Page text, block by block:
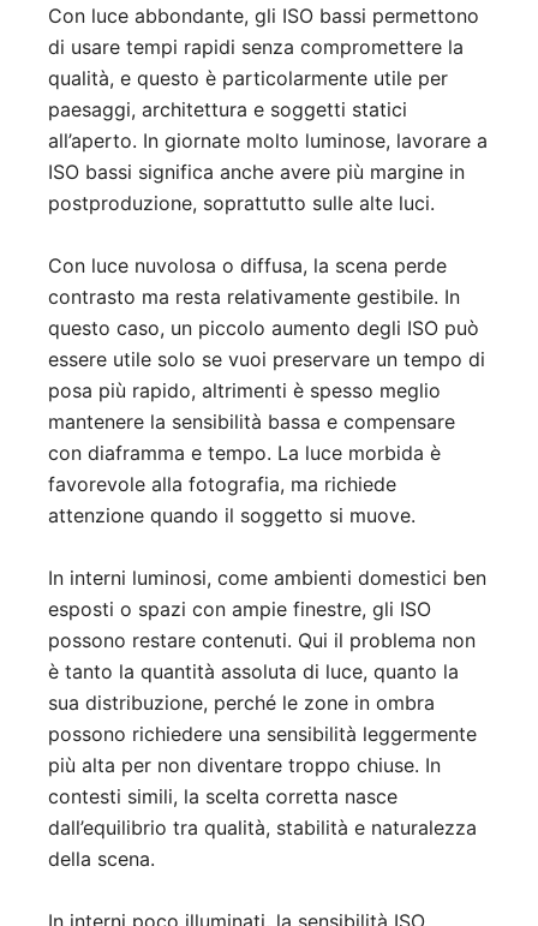
Con luce abbondante, gli ISO bassi permettono
di usare tempi rapidi senza compromettere la
qualità, e questo è particolarmente utile per
paesaggi, architettura e soggetti statici
all’aperto. In giornate molto luminose, lavorare a
ISO bassi significa anche avere più margine in
postproduzione, soprattutto sulle alte luci.
Con luce nuvolosa o diffusa, la scena perde
contrasto ma resta relativamente gestibile. In
questo caso, un piccolo aumento degli ISO può
essere utile solo se vuoi preservare un tempo di
posa più rapido, altrimenti è spesso meglio
mantenere la sensibilità bassa e compensare
con diaframma e tempo. La luce morbida è
favorevole alla fotografia, ma richiede
attenzione quando il soggetto si muove.
In interni luminosi, come ambienti domestici ben
esposti o spazi con ampie finestre, gli ISO
possono restare contenuti. Qui il problema non
è tanto la quantità assoluta di luce, quanto la
sua distribuzione, perché le zone in ombra
possono richiedere una sensibilità leggermente
più alta per non diventare troppo chiuse. In
contesti simili, la scelta corretta nasce
dall’equilibrio tra qualità, stabilità e naturalezza
della scena.
In interni poco illuminati, la sensibilità ISO